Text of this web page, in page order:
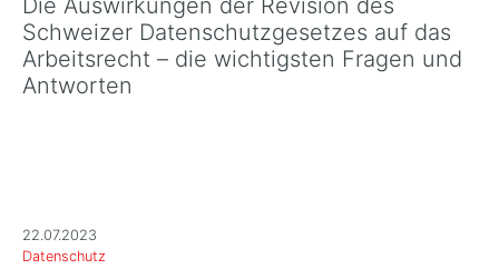
Die Auswirkungen der Revision des
Schweizer Datenschutzgesetzes auf das
Arbeitsrecht – die wichtigsten Fragen und
Antworten
22.07.2023
Datenschutz